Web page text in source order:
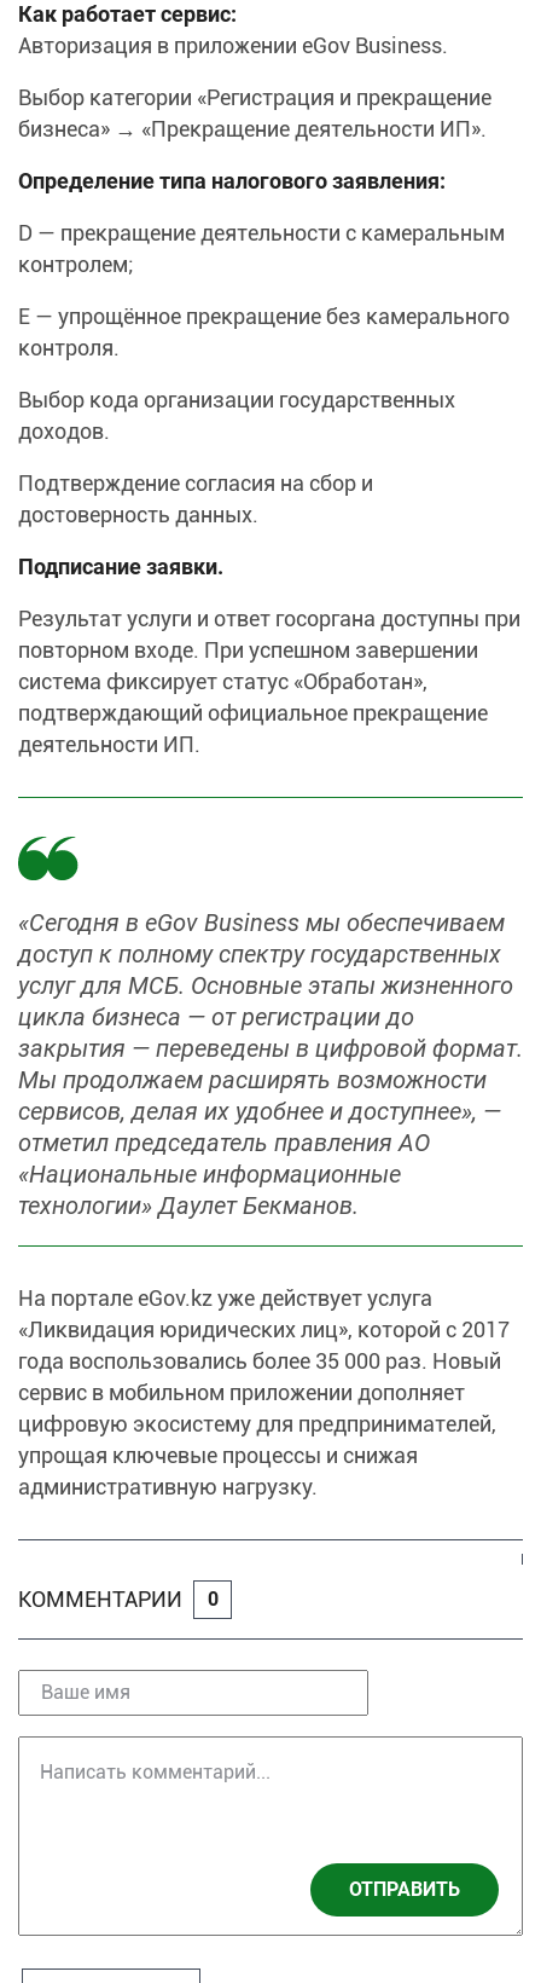
Как работает сервис:
Авторизация в приложении eGov Business.
Выбор категории «Регистрация и прекращение
бизнеса» → «Прекращение деятельности ИП».
Определение типа налогового заявления:
D — прекращение деятельности с камеральным
контролем;
E — упрощённое прекращение без камерального
контроля.
Выбор кода организации государственных
доходов.
Подтверждение согласия на сбор и
достоверность данных.
Подписание заявки.
Результат услуги и ответ госоргана доступны при
повторном входе. При успешном завершении
система фиксирует статус «Обработан»,
подтверждающий официальное прекращение
деятельности ИП.
«Сегодня в eGov Business мы обеспечиваем
доступ к полному спектру государственных
услуг для МСБ. Основные этапы жизненного
цикла бизнеса — от регистрации до
закрытия — переведены в цифровой формат.
Мы продолжаем расширять возможности
сервисов, делая их удобнее и доступнее», —
отметил председатель правления АО
«Национальные информационные
технологии» Даулет Бекманов.
На портале eGov.kz уже действует услуга
«Ликвидация юридических лиц», которой с 2017
года воспользовались более 35 000 раз. Новый
сервис в мобильном приложении дополняет
цифровую экосистему для предпринимателей,
упрощая ключевые процессы и снижая
административную нагрузку.
КОММЕНТАРИИ 0
ОТПРАВИТЬ